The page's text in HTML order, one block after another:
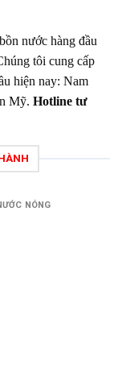
nước hàng đầu
tôi cung cấp
hiện nay: Nam
Mỹ. Hotline tư
NÓNG